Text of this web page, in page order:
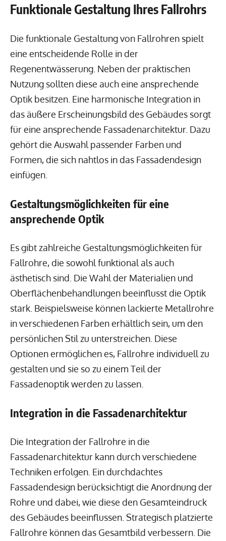
Funktionale Gestaltung Ihres Fallrohrs
Die funktionale Gestaltung von Fallrohren spielt
eine entscheidende Rolle in der
Regenentwässerung. Neben der praktischen
Nutzung sollten diese auch eine ansprechende
Optik besitzen. Eine harmonische Integration in
das äußere Erscheinungsbild des Gebäudes sorgt
für eine ansprechende Fassadenarchitektur. Dazu
gehört die Auswahl passender Farben und
Formen, die sich nahtlos in das Fassadendesign
einfügen.
Gestaltungsmöglichkeiten für eine
ansprechende Optik
Es gibt zahlreiche Gestaltungsmöglichkeiten für
Fallrohre, die sowohl funktional als auch
ästhetisch sind. Die Wahl der Materialien und
Oberflächenbehandlungen beeinflusst die Optik
stark. Beispielsweise können lackierte Metallrohre
in verschiedenen Farben erhältlich sein, um den
persönlichen Stil zu unterstreichen. Diese
Optionen ermöglichen es, Fallrohre individuell zu
gestalten und sie so zu einem Teil der
Fassadenoptik werden zu lassen.
Integration in die Fassadenarchitektur
Die Integration der Fallrohre in die
Fassadenarchitektur kann durch verschiedene
Techniken erfolgen. Ein durchdachtes
Fassadendesign berücksichtigt die Anordnung der
Rohre und dabei, wie diese den Gesamteindruck
des Gebäudes beeinflussen. Strategisch platzierte
Fallrohre können das Gesamtbild verbessern. Die